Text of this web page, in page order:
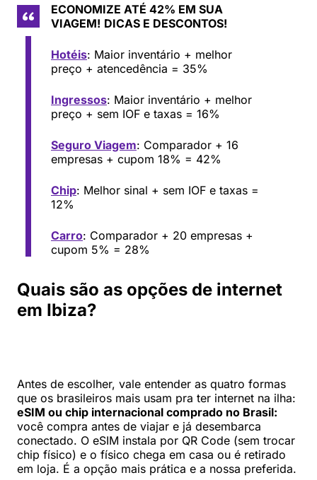
ECONOMIZE ATÉ 42% EM SUA
VIAGEM! DICAS E DESCONTOS!
Hotéis: Maior inventário + melhor
preço + atencedência = 35%
Ingressos: Maior inventário + melhor
preço + sem IOF e taxas = 16%
Seguro Viagem: Comparador + 16
empresas + cupom 18% = 42%
Chip: Melhor sinal + sem IOF e taxas =
12%
Carro: Comparador + 20 empresas +
cupom 5% = 28%
Quais são as opções de internet
em Ibiza?
Antes de escolher, vale entender as quatro formas
que os brasileiros mais usam pra ter internet na ilha:
eSIM ou chip internacional comprado no Brasil:
você compra antes de viajar e já desembarca
conectado. O eSIM instala por QR Code (sem trocar
chip físico) e o físico chega em casa ou é retirado
em loja. É a opção mais prática e a nossa preferida.